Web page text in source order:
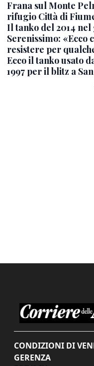
Frana sul Monte
rifugio Città di
Il tanko del 2014
Serenissimo: «Ecco
resistere per
Ecco il tanko usato
1997 per il blitz a
CONDIZIONI DI
GERENZA